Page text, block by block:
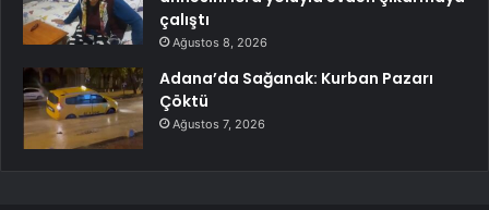
çalıştı
Ağustos 8, 2026
Adana’da Sağanak: Kurban Pazarı
Çöktü
Ağustos 7, 2026